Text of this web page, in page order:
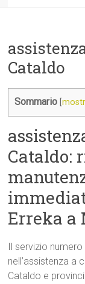
Cataldo
Sommario [
Cataldo:
Erreka a
Il servizio
nell’assistenza a
Cataldo e